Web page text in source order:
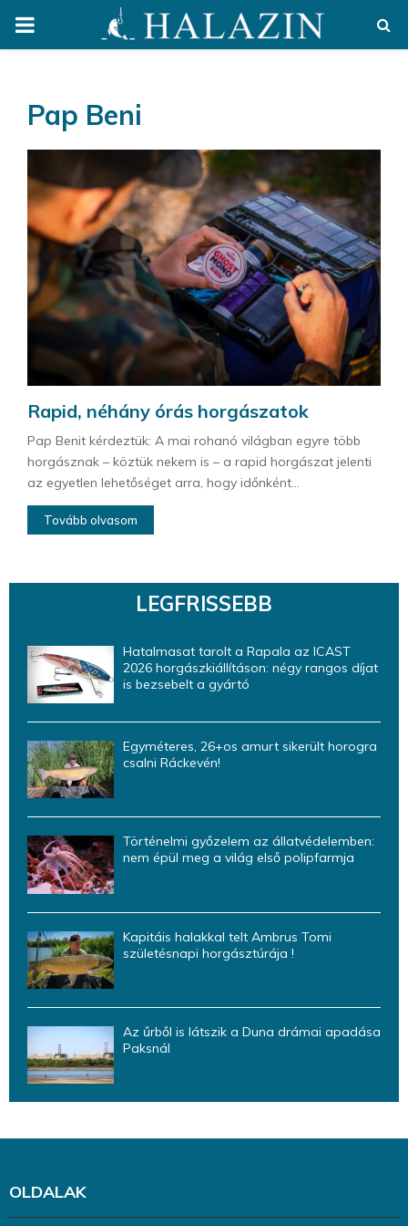
PRIMARY
Pap Beni
Rapid, néhány órás horgászatok
Pap Benit kérdeztük: A mai rohanó világban egyre több
horgásznak – köztük nekem is – a rapid horgászat jelenti
az egyetlen lehetőséget arra, hogy időnként...
Tovább olvasom
LEGFRISSEBB
Hatalmasat tarolt a Rapala az ICAST
2026 horgászkiállításon: négy rangos díjat
is bezsebelt a gyártó
Egyméteres, 26+os amurt sikerült horogra
csalni Ráckevén!
Történelmi győzelem az állatvédelemben:
nem épül meg a világ első polipfarmja
Kapitáis halakkal telt Ambrus Tomi
születésnapi horgásztúrája !
Az űrből is látszik a Duna drámai apadása
Paksnál
OLDALAK